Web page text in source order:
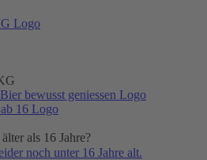
als 16 Jahre?
noch unter 16 Jahre alt.